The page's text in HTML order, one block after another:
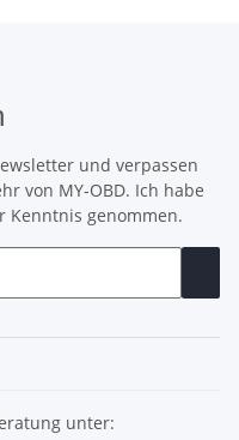
und verpassen
von MY-OBD. Ich habe
Kenntnis genommen.
unter: